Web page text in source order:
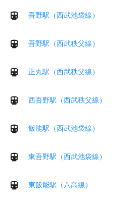
吾野駅（西武池袋線）
吾野駅（西武秩父線）
正丸駅（西武秩父線）
西吾野駅（西武秩父線）
飯能駅（西武池袋線）
東吾野駅（西武池袋線）
東飯能駅（八高線）